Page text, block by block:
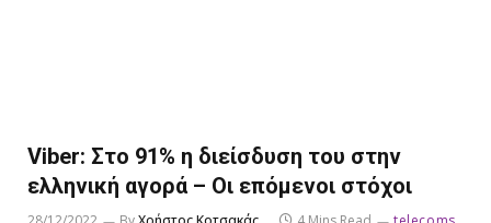
Viber: Στο 91% η διείσδυση του στην
ελληνική αγορά – Οι επόμενοι στόχοι